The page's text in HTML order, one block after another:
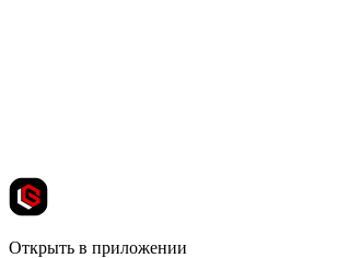
Открыть в приложении